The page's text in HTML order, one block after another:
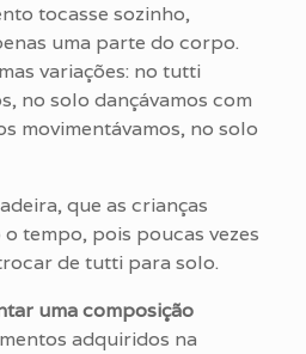
tocasse sozinho,
uma parte do corpo.
variações: no tutti
no solo dançávamos com
movimentávamos, no solo
que as crianças
tempo, pois poucas vezes
de tutti para solo.
uma composição
adquiridos na